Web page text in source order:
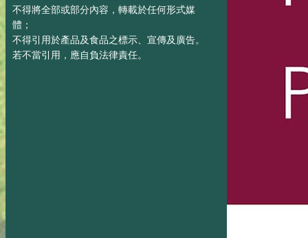
不得將全部或部分內容，轉載於任何形式媒
體；
不得引用於產品及食品之標示、宣傳及廣告。
若不當引用，應自負法律責任。